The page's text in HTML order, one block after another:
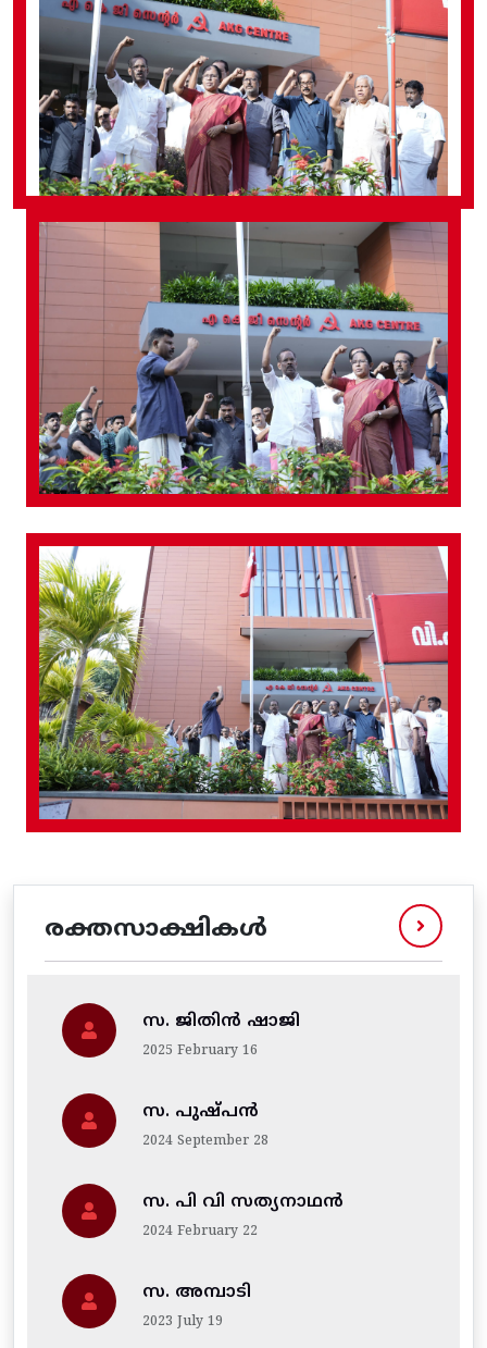
രക്തസാക്ഷികൾ
സ. ജിതിന്‍ ഷാജി
2025 February 16
സ. പുഷ്പൻ
2024 September 28
സ. പി വി സത്യനാഥൻ
2024 February 22
സ. അമ്പാടി
2023 July 19